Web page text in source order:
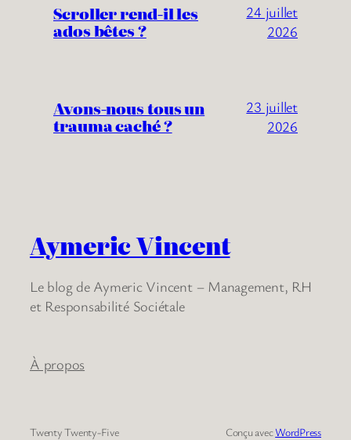
Scroller rend-il les
ados bêtes ?
24 juillet
2026
Avons-nous tous un
trauma caché ?
23 juillet
2026
Aymeric Vincent
Le blog de Aymeric Vincent – Management, RH
et Responsabilité Sociétale
À propos
Twenty Twenty-Five Conçu avecWordPress